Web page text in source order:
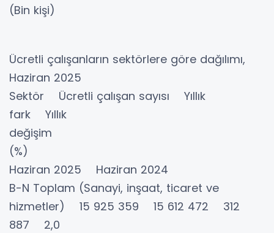
(Bin kişi)
Ücretli çalışanların sektörlere göre dağılımı,
Haziran 2025
Sektör Ücretli çalışan sayısı Yıllık
fark Yıllık
değişim
(%)
Haziran 2025 Haziran 2024
B-N Toplam (Sanayi, inşaat, ticaret ve
hizmetler) 15 925 359 15 612 472 312
887 2,0